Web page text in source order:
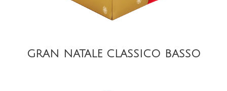
GRAN NATALE CLASSICO BASSO